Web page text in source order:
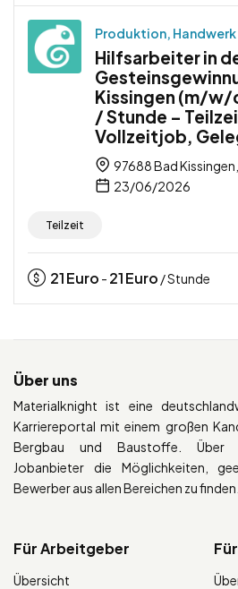
Produktion, Handwerk
Hilfsarbeiter in
Kissingen (m/w/
/ Stunde –
Vollzeitjob,
97688 Bad
23/06/2026
Teilzeit
21Euro - 21Euro / Stunde
Über uns
Materialknight ist eine
Karriereportal mit einem großen
Bergbau und Baustoffe. Über
Jobanbieter die Möglichkeiten,
Bewerber aus allen Bereichen zu finden.
Für Arbeitgeber
Übersicht